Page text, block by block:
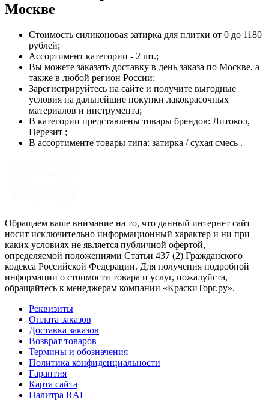
Москве
Стоимость силиконовая затирка для плитки от 0 до 1180
рублей;
Ассортимент категории - 2 шт.;
Вы можете заказать доставку в день заказа по Москве, а
также в любой регион России;
Зарегистрируйтесь на сайте и получите выгодные
условия на дальнейшие покупки лакокрасочных
материалов и инструмента;
В категории представлены товары брендов: Литокол,
Церезит ;
В ассортименте товары типа: затирка / сухая смесь .
Обращаем ваше внимание на то, что данный интернет сайт
носит исключительно информационный характер и ни при
каких условиях не является публичной офертой,
определяемой положениями Статьи 437 (2) Гражданского
кодекса Российской Федерации. Для получения подробной
информации о стоимости товара и услуг, пожалуйста,
обращайтесь к менеджерам компании «КраскиТорг.ру».
Реквизиты
Оплата заказов
Доставка заказов
Возврат товаров
Термины и обозначения
Политика конфиденциальности
Гарантия
Карта сайта
Палитра RAL